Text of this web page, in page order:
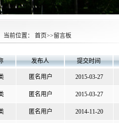
当前位置： 首页>>留言板
发布人 提交时间
匿名用户 2015-03-27
匿名用户 2015-03-27
匿名用户 2014-11-20